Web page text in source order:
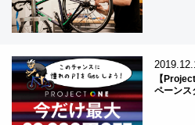
【
ペーンス